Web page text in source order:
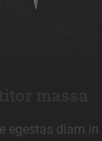
egestas diam in